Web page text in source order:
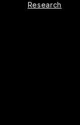
Research